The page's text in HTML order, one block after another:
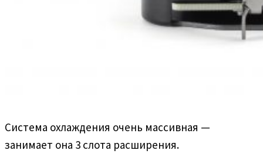
Система охлаждения очень массивная —
занимает она 3 слота расширения.